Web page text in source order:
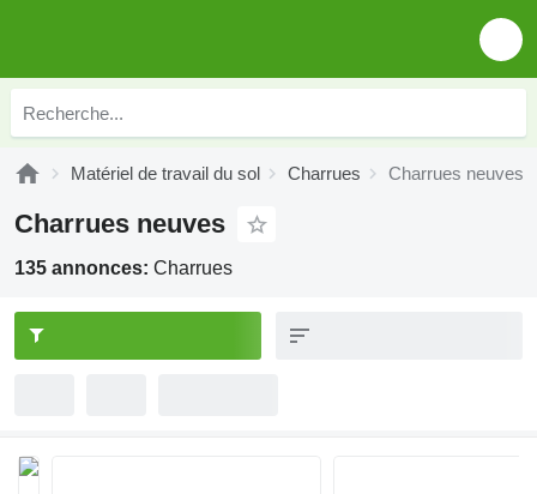
Matériel de travail du sol Charrues Charrues neuves
Charrues neuves
135 annonces: Charrues